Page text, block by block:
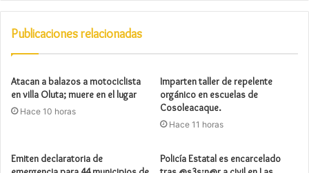
Publicaciones relacionadas
Atacan a balazos a motociclista
en villa Oluta; muere en el lugar
Hace 10 horas
Imparten taller de repelente
orgánico en escuelas de
Cosoleacaque.
Hace 11 horas
Emiten declaratoria de
Policía Estatal es encarcelado